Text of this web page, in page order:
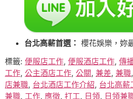
台北高薪首選： 櫻花娛樂，妳
標籤: 便服店工作, 便服酒店工作, 傳
工作, 公主酒店工作, 公關, 兼差, 兼職,
店兼職, 台北酒店工作介紹, 台北高薪
兼職, 工作, 應徵, 打工, 日領, 日領兼